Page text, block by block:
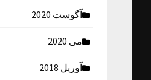
آگوست 2020
می 2020
آوریل 2018